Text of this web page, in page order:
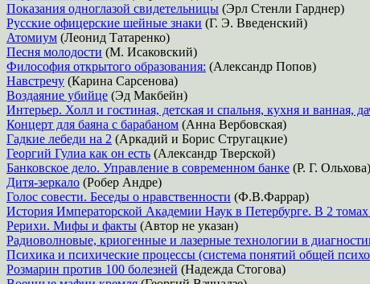
Показания одноглазой свидетельницы (Эрл Стенли Гарднер)
Русские офицерские шейные знаки (Г. Э. Введенский)
Атомиум (Леонид Татаренко)
Песня молодости (М. Исаковский)
Философия открытого образования: (Александр Попов)
Навстречу (Карина Сарсенова)
Воздаяние убийце (Эд Макбейн)
Интерьер. Холл и гостиная, детская и спальня, кухня и ванная,
Концерт для баяна с барабаном (Анна Вербовская)
Гадкие лебеди на 2 (Аркадий и Борис Стругацкие)
Георгий Гулиа как он есть (Александр Тверской)
Банковское дело. Управление в современном банке (Р. Г. Ольхова)
Дитя-зеркало (Робер Андре)
Голос совести. Беседы о нравственности (Ф.В.Фаррар)
История Императорской Академии Наук в Петербурге. В 2
Рерихи. Мифы и факты (Автор не указан)
Радиоволновые, криогенные и лазерные технологии в
Психика и психические процессы (система понятий общей
Розмарин против 100 болезней (Надежда Стогова)